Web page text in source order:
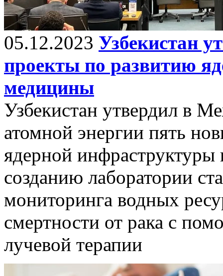
05.12.2023 Узбекистан
проекты по развитию
медицины
Узбекистан утвердил в
атомной энергии пять
ядерной
созданию лаборатории
мониторинга водных
смертности от рака с
лучевой терапии